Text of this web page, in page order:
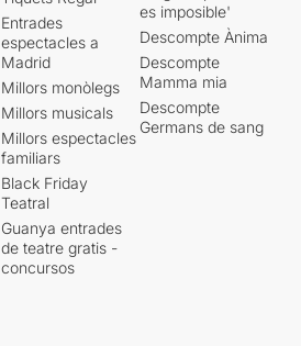
Entrades
espectacles a
Madrid
Millors monòlegs
Millors musicals
Millors espectacles
familiars
Black Friday
Teatral
Guanya entrades
de teatre gratis -
concursos
es imposible'
Descompte Ànima
Descompte
Mamma mia
Descompte
Germans de sang